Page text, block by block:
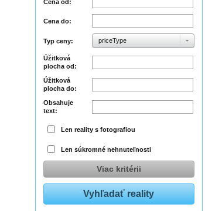
Cena od:
Cena do:
Typ ceny: priceType
Úžitková
plocha od:
Úžitková
plocha do:
Obsahuje
text:
Len reality s fotografiou
Len súkromné nehnuteľnosti
Viac kritérii